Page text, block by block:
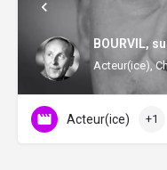
BOURVIL,
Acteur(ice),
Acteur(ice) +1